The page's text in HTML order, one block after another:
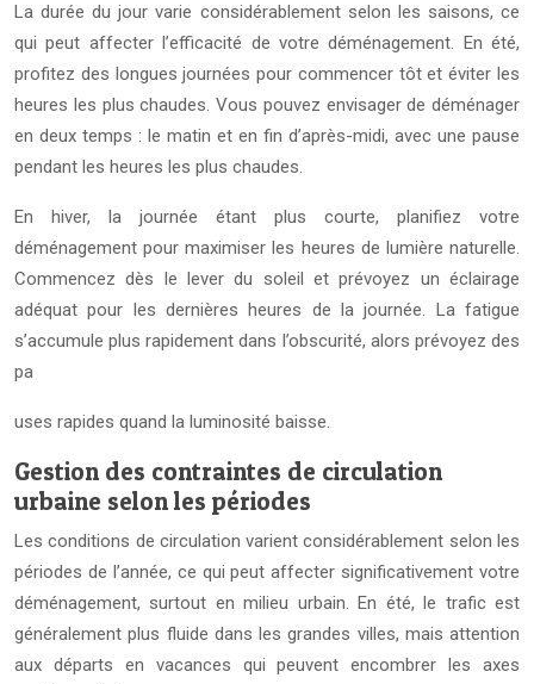
La durée du jour varie considérablement selon les saisons, ce
qui peut affecter l’efficacité de votre déménagement. En été,
profitez des longues journées pour commencer tôt et éviter les
heures les plus chaudes. Vous pouvez envisager de déménager
en deux temps : le matin et en fin d’après-midi, avec une pause
pendant les heures les plus chaudes.
En hiver, la journée étant plus courte, planifiez votre
déménagement pour maximiser les heures de lumière naturelle.
Commencez dès le lever du soleil et prévoyez un éclairage
adéquat pour les dernières heures de la journée. La fatigue
s’accumule plus rapidement dans l’obscurité, alors prévoyez des
pa
uses rapides quand la luminosité baisse.
Gestion des contraintes de circulation
urbaine selon les périodes
Les conditions de circulation varient considérablement selon les
périodes de l’année, ce qui peut affecter significativement votre
déménagement, surtout en milieu urbain. En été, le trafic est
généralement plus fluide dans les grandes villes, mais attention
aux départs en vacances qui peuvent encombrer les axes